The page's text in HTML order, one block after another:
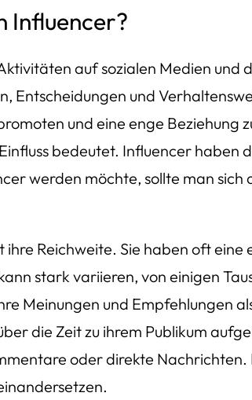
Influencer?
auf sozialen Medien
und
und eine enge
bedeutet. Influencer haben
werden möchte, sollte man sich
Reichweite. Sie haben oft
stark variieren, von einigen
Meinungen und Empfehlungen
die Zeit zu ihrem Publikum
oder direkte